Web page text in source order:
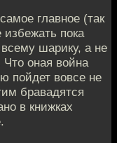
главное (так
пока
шарику, а не
Что оная война
пойдет вовсе не
бравадятся
в книжках